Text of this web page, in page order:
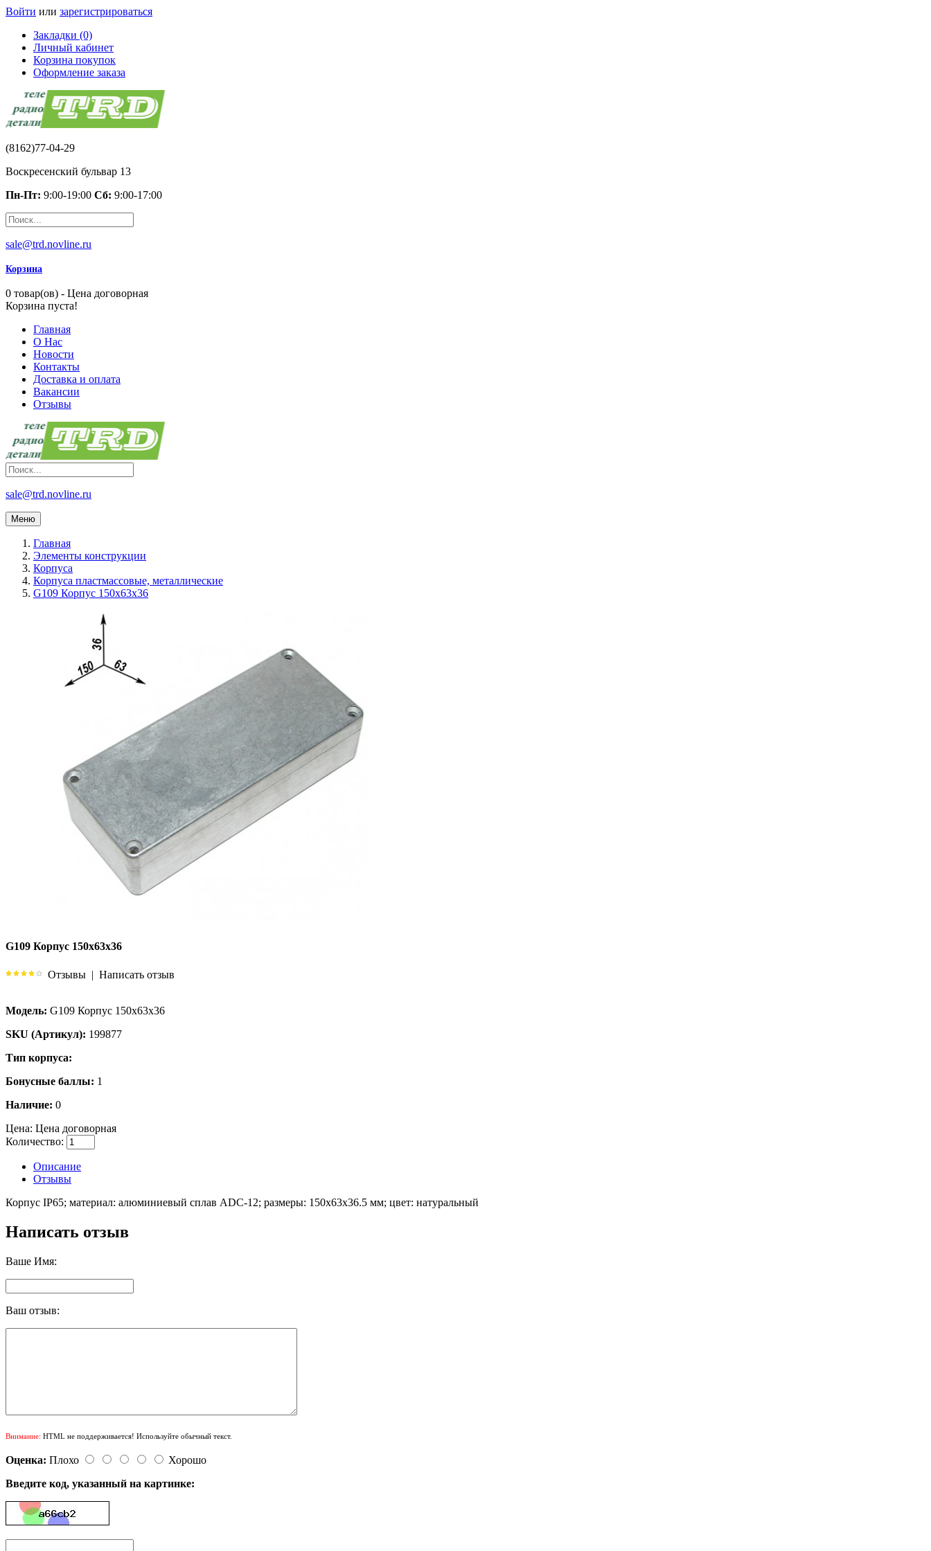
Войти или зарегистрироваться
Закладки (0)
Личный кабинет
Корзина покупок
Оформление заказа
(8162)77-04-29
Воскресенский бульвар 13
Пн-Пт: 9:00-19:00 Сб: 9:00-17:00
sale@trd.novline.ru
Корзина
0 товар(ов) - Цена договорная
Корзина пуста!
Главная
О Нас
Новости
Контакты
Доставка и оплата
Вакансии
Отзывы
sale@trd.novline.ru
Меню
Главная
Элементы конструкции
Корпуса
Корпуса пластмассовые, металлические
G109 Корпус 150x63x36
G109 Корпус 150x63x36
Отзывы | Написать отзыв
Модель: G109 Корпус 150x63x36
SKU (Артикул): 199877
Тип корпуса:
Бонусные баллы: 1
Наличие: 0
Цена: Цена договорная
Количество:
Описание
Отзывы
Корпус IP65; материал: алюминиевый сплав ADC-12; размеры: 150x63x36.5 мм; цвет: натуральный
Написать отзыв
Ваше Имя:
Ваш отзыв:
Внимание: HTML не поддерживается! Используйте обычный текст.
Оценка: Плохо
Хорошо
Введите код, указанный на картинке: